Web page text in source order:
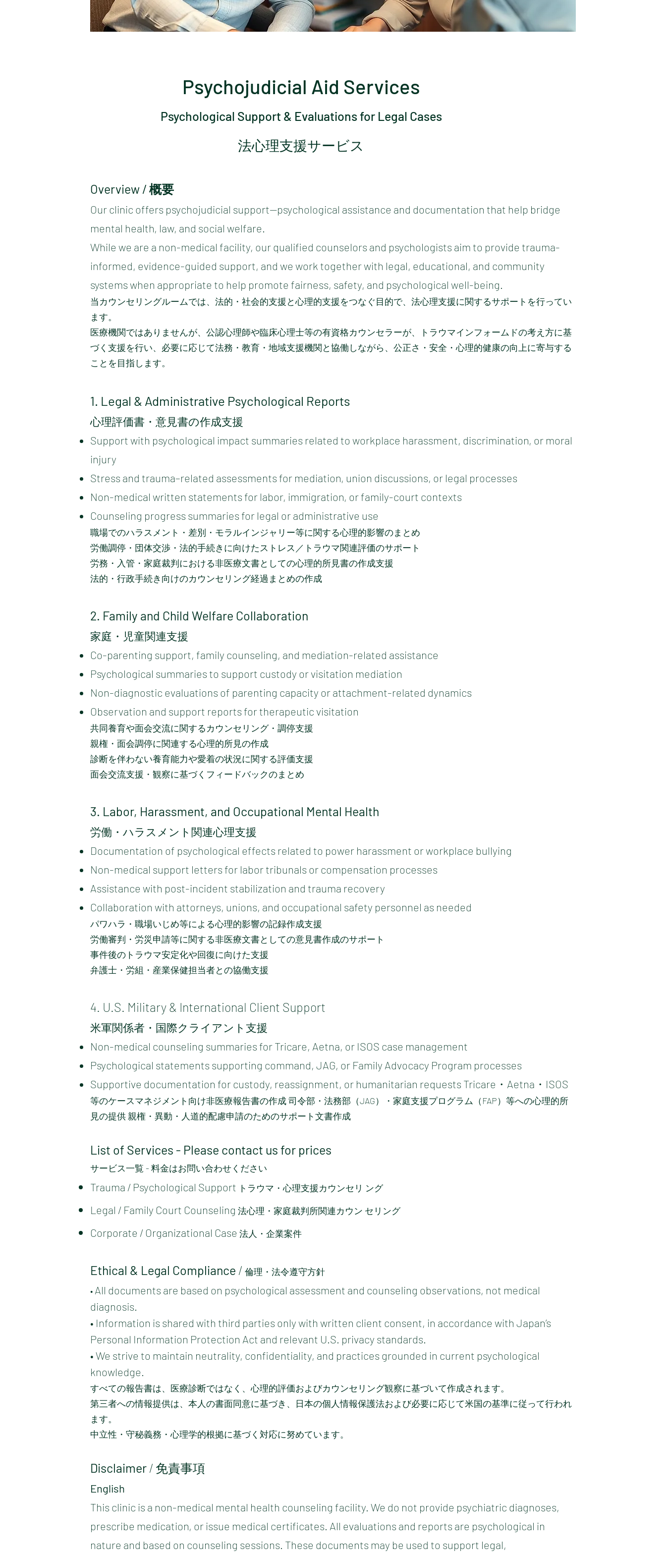
Psychojudicial Aid Services
Psychological Support & Evaluations for Legal Cases
法心理支援サービス
​Overview / 概要
Our clinic offers psychojudicial support—psychological assistance and documentation that help bridge
mental health, law, and social welfare.
While we are a non-medical facility, our qualified counselors and psychologists aim to provide trauma-
informed, evidence-guided support, and we work together with legal, educational, and community
systems when appropriate to help promote fairness, safety, and psychological well-being.
当カウンセリングルームでは、法的・社会的支援と心理的支援をつなぐ目的で、法心理支援に関するサポートを行ってい
ます。
医療機関ではありませんが、公認心理師や臨床心理士等の有資格カウンセラーが、トラウマインフォームドの考え方に基
づく支援を行い、必要に応じて法務・教育・地域支援機関と協働しながら、公正さ・安全・心理的健康の向上に寄与する
ことを目指します。
1. Legal & Administrative Psychological Reports
心理評価書・意見書の作成支援
Support with psychological impact summaries related to workplace harassment, discrimination, or moral
injury
Stress and trauma–related assessments for mediation, union discussions, or legal processes
Non-medical written statements for labor, immigration, or family-court contexts
Counseling progress summaries for legal or administrative use
職場でのハラスメント・差別・モラルインジャリー等に関する心理的影響のまとめ
労働調停・団体交渉・法的手続きに向けたストレス／トラウマ関連評価のサポート
労務・入管・家庭裁判における非医療文書としての心理的所見書の作成支援
法的・行政手続き向けのカウンセリング経過まとめの作成
2. Family and Child Welfare Collaboration
家庭・児童関連支援
Co-parenting support, family counseling, and mediation-related assistance
Psychological summaries to support custody or visitation mediation
Non-diagnostic evaluations of parenting capacity or attachment-related dynamics
Observation and support reports for therapeutic visitation
共同養育や面会交流に関するカウンセリング・調停支援
親権・面会調停に関連する心理的所見の作成
診断を伴わない養育能力や愛着の状況に関する評価支援
面会交流支援・観察に基づくフィードバックのまとめ
3. Labor, Harassment, and Occupational Mental Health
労働・ハラスメント関連心理支援
Documentation of psychological effects related to power harassment or workplace bullying
Non-medical support letters for labor tribunals or compensation processes
Assistance with post-incident stabilization and trauma recovery
Collaboration with attorneys, unions, and occupational safety personnel as needed
パワハラ・職場いじめ等による心理的影響の記録作成支援
労働審判・労災申請等に関する非医療文書としての意見書作成のサポート
事件後のトラウマ安定化や回復に向けた支援
弁護士・労組・産業保健担当者との協働支援
4. U.S. Military & International Client Support
米軍関係者・国際クライアント支援
Non-medical counseling summaries for Tricare, Aetna, or ISOS case management
Psychological statements supporting command, JAG, or Family Advocacy Program processes
Supportive documentation for custody, reassignment, or humanitarian requests Tricare・Aetna・ISOS
等のケースマネジメント向け非医療報告書の作成 司令部・法務部（JAG）・家庭支援プログラム（FAP）等への心理的所
見の提供 親権・異動・人道的配慮申請のためのサポート文書作成
List of Services - Please contact us for prices
サービス一覧 - 料金はお問い合わせください
​Trauma / Psychological Support トラウマ・心理支援カウンセリ ング
​Legal / Family Court Counseling 法心理・家庭裁判所関連カウン セリング
​Corporate / Organizational Case 法人・企業案件
Ethical & Legal Compliance / 倫理・法令遵守方針
• All documents are based on psychological assessment and counseling observations, not medical
diagnosis.
• Information is shared with third parties only with written client consent, in accordance with Japan’s
Personal Information Protection Act and relevant U.S. privacy standards.
• We strive to maintain neutrality, confidentiality, and practices grounded in current psychological
knowledge.
すべての報告書は、医療診断ではなく、心理的評価およびカウンセリング観察に基づいて作成されます。
第三者への情報提供は、本人の書面同意に基づき、日本の個人情報保護法および必要に応じて米国の基準に従って行われ
ます。
中立性・守秘義務・心理学的根拠に基づく対応に努めています。
Disclaimer / 免責事項
English
This clinic is a non-medical mental health counseling facility. We do not provide psychiatric diagnoses,
prescribe medication, or issue medical certificates. All evaluations and reports are psychological in
nature and based on counseling sessions. These documents may be used to support legal,